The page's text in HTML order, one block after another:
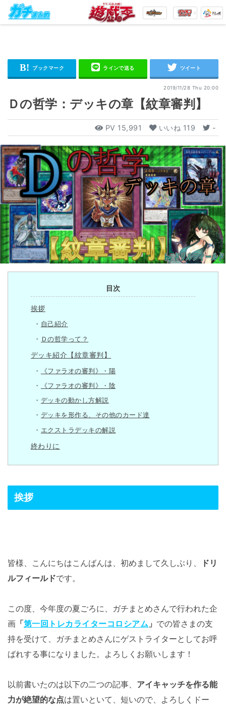
2019/11/28 Thu 20:00
Ｄの哲学：デッキの章【紋章審判】
PV 15,991 いいね 119 -
目次
挨拶
自己紹介
Ｄの哲学って？
デッキ紹介【紋章審判】
《ファラオの審判》・陽
《ファラオの審判》・陰
デッキの動かし方解説
デッキを形作る、その他のカード達
エクストラデッキの解説
終わりに
挨拶
皆様、こんにちはこんばんは、初めまして久しぶり、
ドリ
ルフィールドです。
この度、今年度の夏ごろに、ガチまとめさんで行われた企
画 「第一回トレカライターコロシアム 」 での皆さまの支
持を受けて、ガチまとめさんにゲストライターとしてお呼
ばれする事になりました。よろしくお願いします！
以前書いたのは以下の二つの記事、 アイキャッチを作る能
力が絶望的な点は置いといて、短いので、よろしくドー